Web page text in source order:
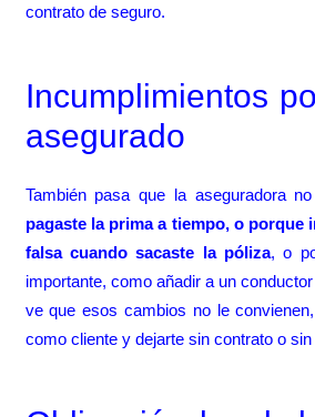
contrato de seguro.
Incumplimientos
asegurado
También pasa que la aseguradora
pagaste la prima a tiempo, o porque
falsa cuando sacaste la póliza, o
importante, como añadir a un
ve que esos cambios no le
como cliente y dejarte sin contrato o